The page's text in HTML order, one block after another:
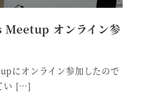
オンライン参
にオンライン参加したので
い […]